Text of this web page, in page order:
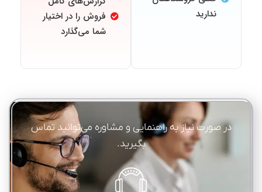
ندارید
فروش را در اختیار
شما می‌گذارد
در صورت نیاز به راهنمایی و مشاوره می‌توانید تماس
بگیرید.